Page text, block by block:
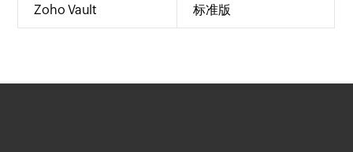
Zoho Vault 标准版